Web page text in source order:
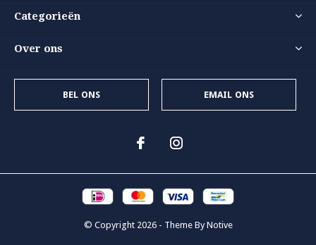
Categorieën
Over ons
BEL ONS EMAIL ONS
© Copyright 2026- Theme ByNotive